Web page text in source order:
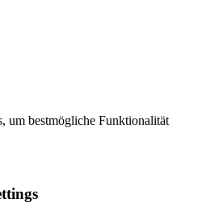
um bestmögliche Funktionalität